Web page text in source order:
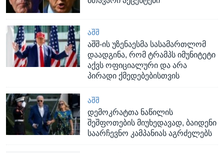
ᲐᲨᲨ
აშშ-ის უზენაესმა სასამართლომ
დაადგინა, რომ ტრამპს იმუნიტეტი
აქვს ოფიციალური და არა
პირადი ქმედებებისთვის
ᲐᲨᲨ
დემოკრატთა ნაწილის
შეშფოთების მიუხედავად, ბაიდენი
საარჩევნო კამპანიას აგრძელებს